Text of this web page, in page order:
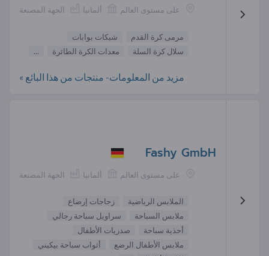
الجهة المصنعة ألمانيا على مستوى العالم
مرمى كرة القدم
شبكات بوابات
سلال كرة السلة
معدات الكرة الطائرة ...
مزيد من المعلومات- منتجات من هذا البائع »
Fashy GmbH
الجهة المصنعة ألمانيا على مستوى العالم
الملابس الرياضية
زجاجات إرضاع
ملابس السباحة
سراويل سباحة رجالي
أحذية سباحة
صدريات الأطفال
ملابس الأطفال الرضع
أثواب سباحة بيكيني